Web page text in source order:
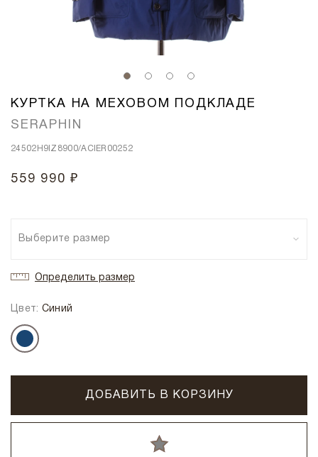
КУРТКА НА МЕХОВОМ ПОДКЛАДЕ
SERAPHIN
24502H9IZ8900/ACIER00252
559 990 ₽
Выберите размер
Определить размер
Цвет: Синий
ДОБАВИТЬ В КОРЗИНУ